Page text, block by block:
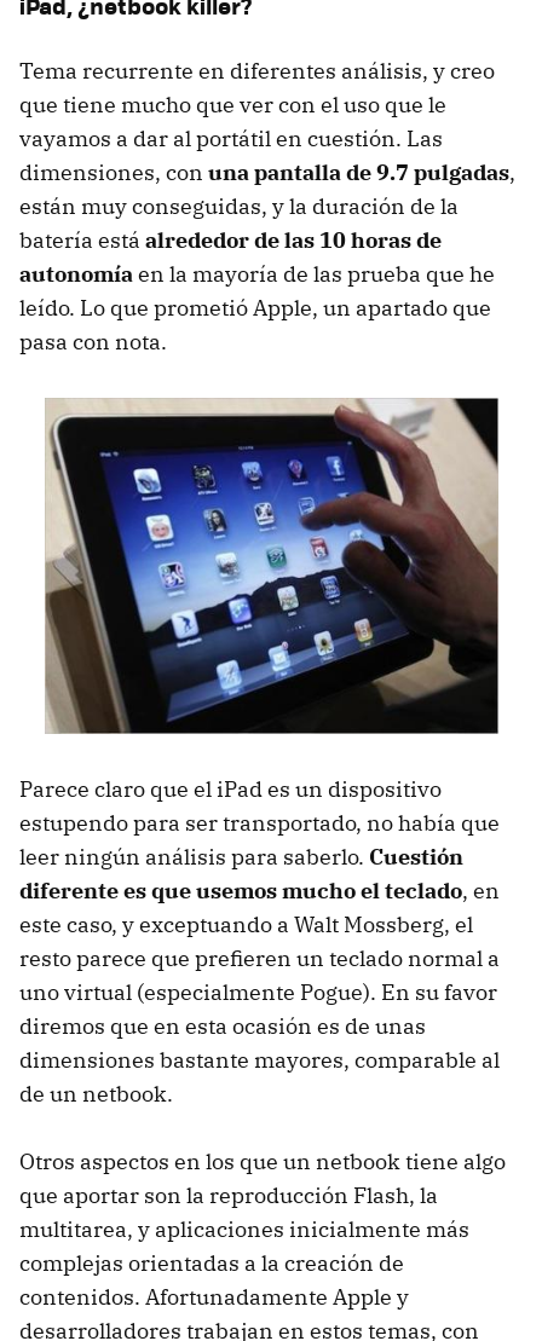
Tema recurrente en diferentes análisis, y creo
que tiene mucho que ver con el uso que le
vayamos a dar al portátil en cuestión. Las
dimensiones, con una pantalla de 9.7 pulgadas,
están muy conseguidas, y la duración de la
batería está alrededor de las 10 horas de
autonomíaen la mayoría de las prueba que he
leído. Lo que prometió Apple, un apartado que
pasa con nota.
Parece claro que el iPad es un dispositivo
estupendo para ser transportado, no había que
leer ningún análisis para saberlo. Cuestión
diferente es que usemos mucho el teclado, en
este caso, y exceptuando a Walt Mossberg, el
resto parece que prefieren un teclado normal a
uno virtual (especialmente Pogue). En su favor
diremos que en esta ocasión es de unas
dimensiones bastante mayores, comparable al
de un netbook.
Otros aspectos en los que un netbook tiene algo
que aportar son la reproducción Flash, la
multitarea, y aplicaciones inicialmente más
complejas orientadas a la creación de
contenidos. Afortunadamente Apple y
desarrolladores trabajan en estos temas, con